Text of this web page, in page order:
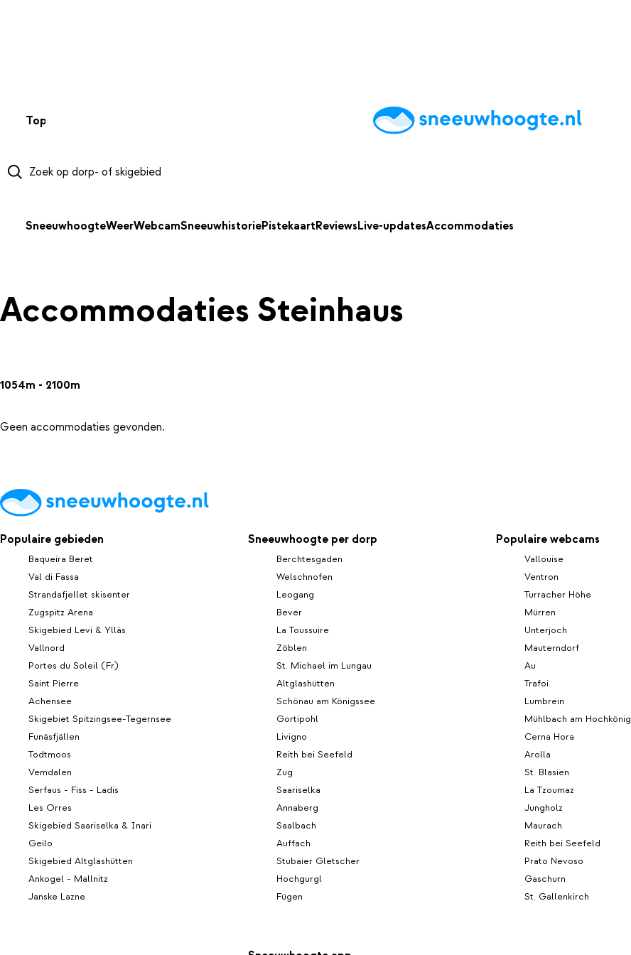
Top 50 AccommodatiesTipsReviewsLive updatesApp
SneeuwhoogteWeerWebcamSneeuwhistoriePistekaartReviewsLive-updatesAccommodaties
Accommodaties Steinhaus
1054m - 2100m
Geen accommodaties gevonden.
Populaire gebieden
Baqueira Beret
Val di Fassa
Strandafjellet skisenter
Zugspitz Arena
Skigebied Levi & Ylläs
Vallnord
Portes du Soleil (Fr)
Saint Pierre
Achensee
Skigebiet Spitzingsee-Tegernsee
Funäsfjällen
Todtmoos
Vemdalen
Serfaus - Fiss - Ladis
Les Orres
Skigebied Saariselka & Inari
Geilo
Skigebied Altglashütten
Ankogel - Mallnitz
Janske Lazne
Sneeuwhoogte per dorp
Berchtesgaden
Welschnofen
Leogang
Bever
La Toussuire
Zöblen
St. Michael im Lungau
Altglashütten
Schönau am Königssee
Gortipohl
Livigno
Reith bei Seefeld
Zug
Saariselka
Annaberg
Saalbach
Auffach
Stubaier Gletscher
Hochgurgl
Fügen
Populaire webcams
Vallouise
Ventron
Turracher Höhe
Mürren
Unterjoch
Mauterndorf
Au
Trafoi
Lumbrein
Mühlbach am Hochkönig
Cerna Hora
Arolla
St. Blasien
La Tzoumaz
Jungholz
Maurach
Reith bei Seefeld
Prato Nevoso
Gaschurn
St. Gallenkirch